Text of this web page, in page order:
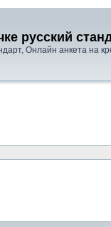
русский
Онлайн анкета на